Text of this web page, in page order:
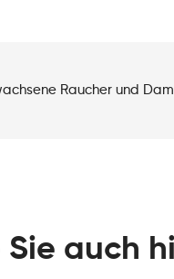
Raucher und
Sie auch